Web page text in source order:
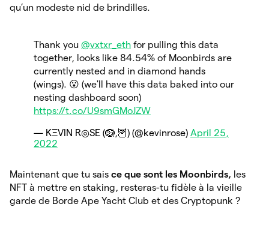
qu’un modeste nid de brindilles.
Thank you @vxtxr_eth for pulling this data
together, looks like 84.54% of Moonbirds are
currently nested and in diamond hands
(wings). 😮 (we'll have this data baked into our
nesting dashboard soon)
https://t.co/U9smGMoJZW
— KΞVIN R◎SE (🪹,🦉) (@kevinrose) April 25,
2022
Maintenant que tu sais ce que sont les Moonbirds, les
NFT à mettre en staking, resteras-tu fidèle à la vieille
garde de Borde Ape Yacht Club et des Cryptopunk ?